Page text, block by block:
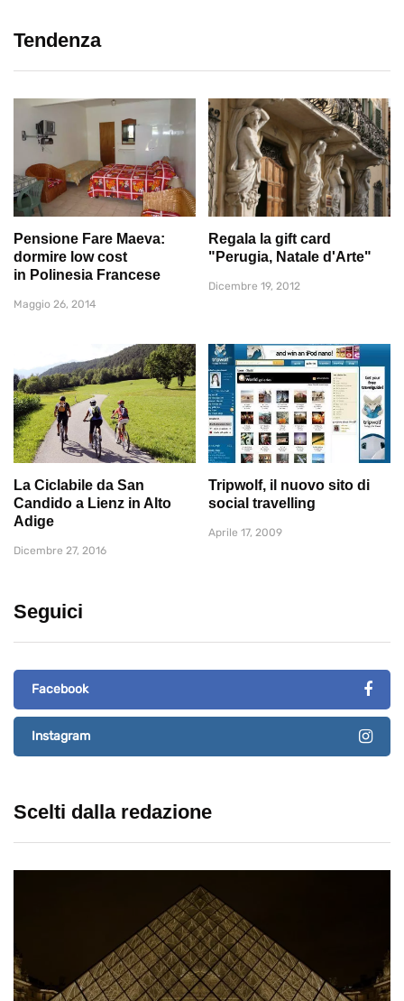
Tendenza
Pensione Fare Maeva:
dormire low cost
in Polinesia Francese
Maggio 26, 2014
Regala la gift card
"Perugia, Natale d'Arte"
Dicembre 19, 2012
La Ciclabile da San
Candido a Lienz in Alto
Adige
Dicembre 27, 2016
Tripwolf, il nuovo sito di
social travelling
Aprile 17, 2009
Seguici
Facebook
Instagram
Scelti dalla redazione